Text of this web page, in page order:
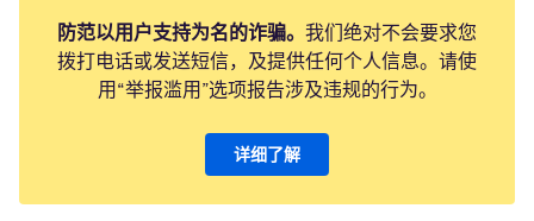
防范以用户支持为名的诈骗。 我们绝对不会要求您
拨打电话或发送短信，及提供任何个人信息。请使
用“举报滥用”选项报告涉及违规的行为。
详细了解